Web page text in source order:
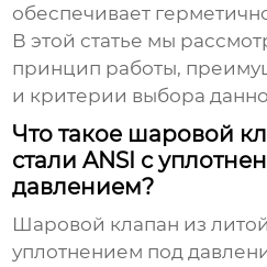
обеспечивает
В этой статье мы
принцип работы,
и критерии выбора
Что такое шаровой
стали ANSI с
давлением?
Шаровой клапан из
уплотнением под